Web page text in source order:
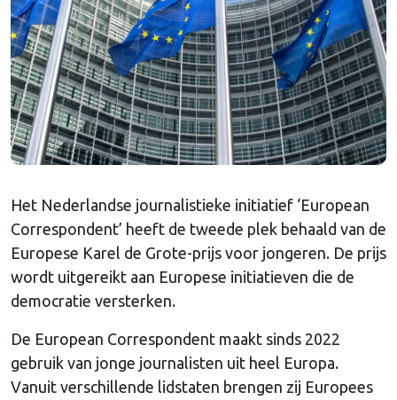
Het Nederlandse journalistieke initiatief ‘European
Correspondent’ heeft de tweede plek behaald van de
Europese Karel de Grote-prijs voor jongeren. De prijs
wordt uitgereikt aan Europese initiatieven die de
democratie versterken.
De European Correspondent maakt sinds 2022
gebruik van jonge journalisten uit heel Europa.
Vanuit verschillende lidstaten brengen zij Europees